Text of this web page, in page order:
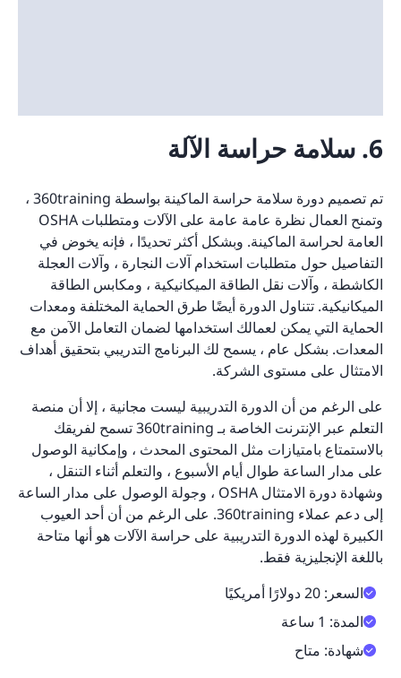
6. سلامة حراسة الآلة
تم تصميم دورة سلامة حراسة الماكينة بواسطة 360training ،
وتمنح العمال نظرة عامة عامة على الآلات ومتطلبات OSHA
العامة لحراسة الماكينة. وبشكل أكثر تحديدًا ، فإنه يخوض في
التفاصيل حول متطلبات استخدام آلات النجارة ، وآلات العجلة
الكاشطة ، وآلات نقل الطاقة الميكانيكية ، ومكابس الطاقة
الميكانيكية. تتناول الدورة أيضًا طرق الحماية المختلفة ومعدات
الحماية التي يمكن لعمالك استخدامها لضمان التعامل الآمن مع
المعدات. بشكل عام ، يسمح لك البرنامج التدريبي بتحقيق أهداف
الامتثال على مستوى الشركة.
على الرغم من أن الدورة التدريبية ليست مجانية ، إلا أن منصة
التعلم عبر الإنترنت الخاصة بـ 360training تسمح لفريقك
بالاستمتاع بامتيازات مثل المحتوى المحدث ، وإمكانية الوصول
على مدار الساعة طوال أيام الأسبوع ، والتعلم أثناء التنقل ،
وشهادة دورة الامتثال OSHA ، وجولة الوصول على مدار الساعة
إلى دعم عملاء 360training. على الرغم من أن أحد العيوب
الكبيرة لهذه الدورة التدريبية على حراسة الآلات هو أنها متاحة
باللغة الإنجليزية فقط.
السعر: 20 دولارًا أمريكيًا
المدة: 1 ساعة
شهادة: متاح